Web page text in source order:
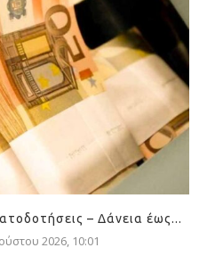
– Δάνεια έως...
2026, 10:01